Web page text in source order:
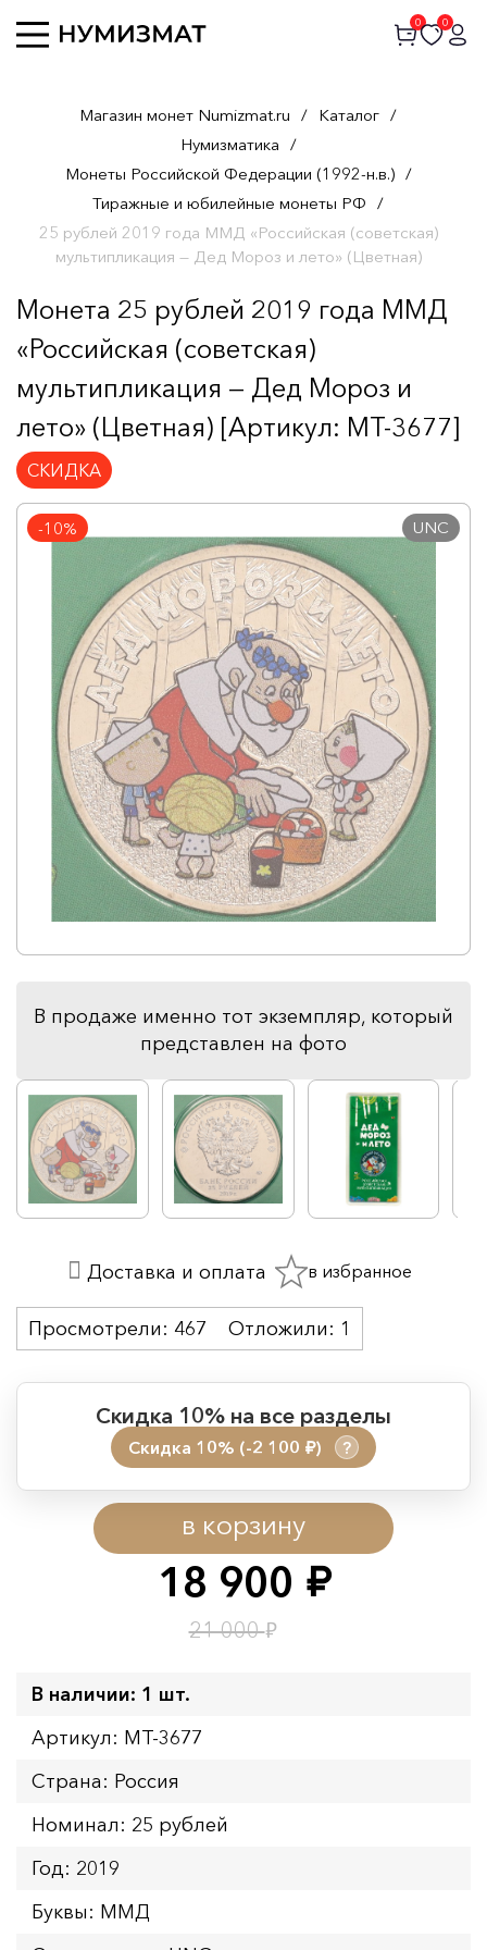
0 0
Магазин монет Numizmat.ru / Каталог /
Нумизматика /
Монеты Российской Федерации (1992-н.в.) /
Тиражные и юбилейные монеты РФ /
25 рублей 2019 года ММД «Российская (советская)
мультипликация — Дед Мороз и лето» (Цветная)
Монета 25 рублей 2019 года ММД
«Российская (советская)
мультипликация — Дед Мороз и
лето» (Цветная) [Артикул: MT-3677]
СКИДКА
-10% UNC
В продаже именно тот экземпляр, который
представлен на фото
18 900 руб.
21 000₽
в корзину
Скидка 10% на все разделы
Скидка 10% (-2 100 руб.) ?
Период действия акции:
Начало:
08.08.2026 00:01
Окончание:
09.08.2026 23:59
Время до окончания:
Просмотрели: 467 Отложили: 1
Доставка и оплата в избранное
В наличии: 1 шт.
Артикул: MT-3677
Страна: Россия
Номинал: 25 рублей
Год: 2019
Буквы: ММД